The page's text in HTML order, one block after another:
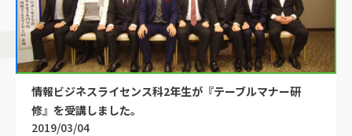
情報ビジネスライセンス科2年生が『テーブルマナー研
修』を受講しました。
2019/03/04